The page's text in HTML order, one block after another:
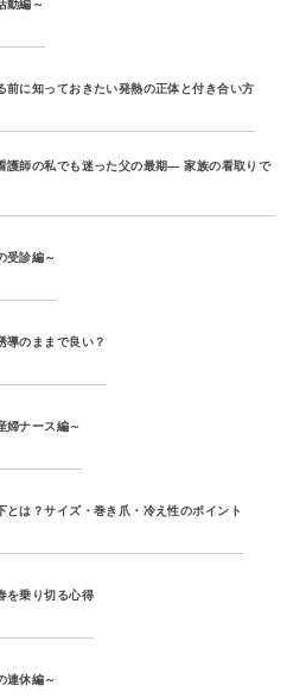
動編～
前に知っておきたい発熱の正体と付き合い方
護師の私でも迷った父の最期― 家族の看取りで
受診編～
のままで良い？
婦ナース編～
とは？サイズ・巻き爪・冷え性のポイント
を乗り切る心得
連休編～